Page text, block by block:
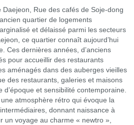
Daejeon, Rue des cafés de Soje-dong
quartier de logements
et délaissé parmi les secteurs
ce quartier connaît aujourd’hui
Ces dernières années, d’anciens
pour accueillir des restaurants
aménagés dans des auberges vieilles
des restaurants, galeries et maisons
d’époque et sensibilité contemporaine.
atmosphère rétro qui évoque la
donnant naissance à
un voyage au charme « newtro »,